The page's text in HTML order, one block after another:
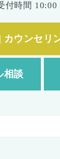
付時間 10:00
カウンセリ
相談